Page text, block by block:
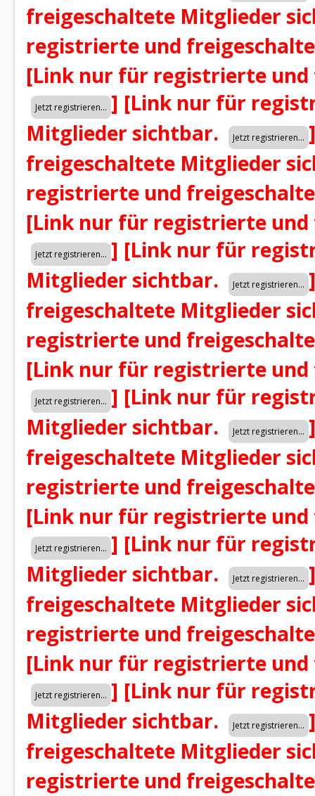
freigeschaltete Mitglieder
registrierte und
[Link nur für registrierte
] [Link nur für
Mitglieder sichtbar.
]
freigeschaltete Mitglieder
registrierte und
[Link nur für registrierte
] [Link nur für
Mitglieder sichtbar.
]
freigeschaltete Mitglieder
registrierte und
[Link nur für registrierte
] [Link nur für
Mitglieder sichtbar.
]
freigeschaltete Mitglieder
registrierte und
[Link nur für registrierte
] [Link nur für
Mitglieder sichtbar.
]
freigeschaltete Mitglieder
registrierte und
[Link nur für registrierte
] [Link nur für
Mitglieder sichtbar.
]
freigeschaltete Mitglieder
registrierte und